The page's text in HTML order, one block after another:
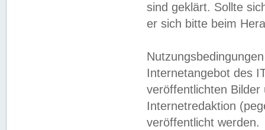
sind geklärt. Sollte
er sich bitte beim
Internetangebot des
veröffentlichten
Internetredaktion
veröffentlicht werden.